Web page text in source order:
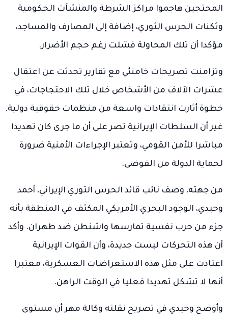
المحتجين هاجموا مراكز الشرطة والمنشآت الحكومية
وثكنات الحرس الثوري، إضافة إلى المصارف والمساجد،
مؤكدا أن تلك المحاولة فشلت رغم حجم الأضرار.
وتزامنت تصريحات خامنئي مع تقارير تحدثت عن اعتقال
عشرات الآلاف من الأشخاص خلال تلك الاحتجاجات، في
خطوة أثارت انتقادات واسعة من منظمات حقوقية دولية.
غير أن السلطات الإيرانية تصر على أن ما جرى كان تهديدا
مباشرا للأمن القومي، وتعتبر الإجراءات الأمنية ضرورة
لحماية الدولة من الفوضى.
من جهته، وصف نائب قائد الحرس الثوري الإيراني، أحمد
وحيدي، الوجود البحري الأمريكي المكثف في المنطقة بأنه
جزء من حرب نفسية تمارسها واشنطن ضد طهران. وأكد
أن هذه التحركات ليست جديدة، وأن القوات الإيرانية
اعتادت على مثل هذه الاستعراضات العسكرية، معتبرا
أنها لا تشكل تهديدا فعليا في الوقت الراهن.
وأوضح وحيدي في تصريح نقلته وكالة مهر أن مستوى